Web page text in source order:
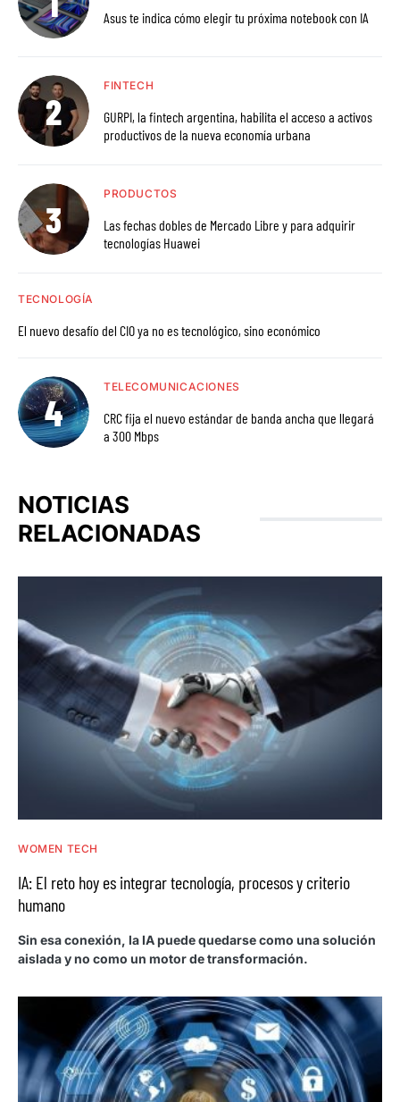
Asus te indica cómo elegir tu próxima notebook con IA
FINTECH
GURPI, la fintech argentina, habilita el acceso a activos
productivos de la nueva economía urbana
PRODUCTOS
Las fechas dobles de Mercado Libre y para adquirir
tecnologías Huawei
TECNOLOGÍA
El nuevo desafío del CIO ya no es tecnológico, sino económico
TELECOMUNICACIONES
CRC fija el nuevo estándar de banda ancha que llegará
a 300 Mbps
NOTICIAS
RELACIONADAS
WOMEN TECH
IA: El reto hoy es integrar tecnología, procesos y criterio
humano
Sin esa conexión, la IA puede quedarse como una solución
aislada y no como un motor de transformación.